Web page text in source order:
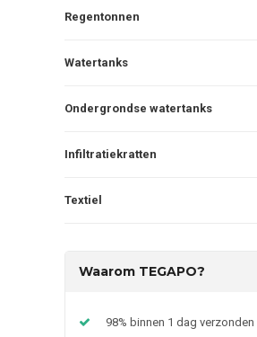
Regentonnen
Watertanks
Ondergrondse watertanks
Infiltratiekratten
Textiel
Waarom TEGAPO?
98% binnen 1 dag verzonden